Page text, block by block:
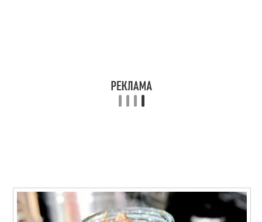
Уксус из эссенции
Консервирование без